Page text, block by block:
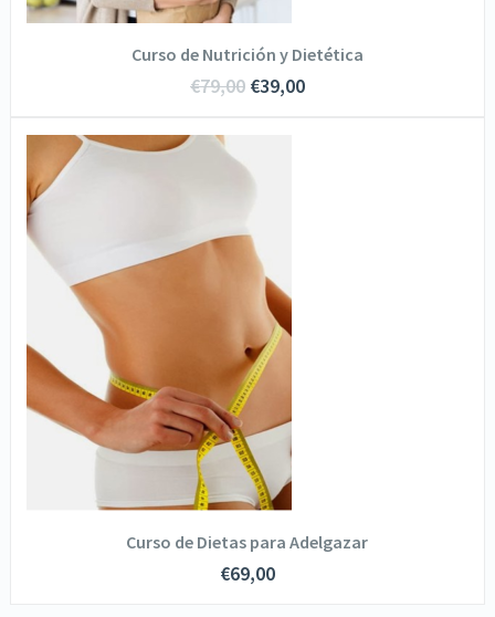
AÑADIR AL CARRITO
Curso de Nutrición y Dietética
€79,00 €39,00
VER DETALLES
SOLICITA INFORMACIÓN
AÑADIR AL CARRITO
Curso de Dietas para Adelgazar
€69,00